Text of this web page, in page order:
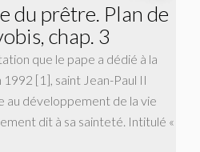
du prêtre. Plan de
chap. 3
que le pape a dédié à la
[1], saint Jean-Paul II
au développement de la vie
dit à sa sainteté. Intitulé «